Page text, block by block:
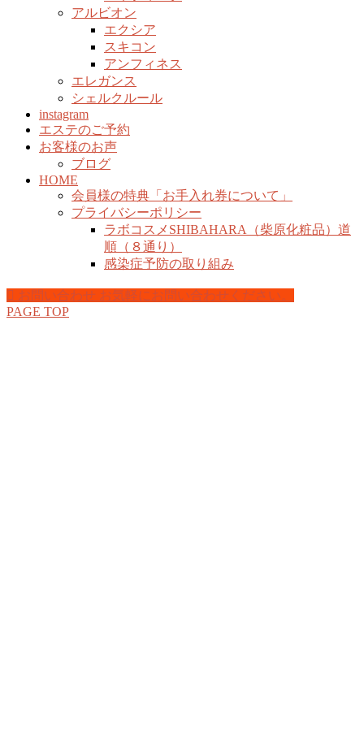
アルビオン
エクシア
スキコン
アンフィネス
エレガンス
シェルクルール
instagram
エステのご予約
お客様のお声
ブログ
HOME
会員様の特典「お手入れ券について」
プライバシーポリシー
ラボコスメSHIBAHARA（柴原化粧品）道
順（８通り）
感染症予防の取り組み
お問い合わせ お気軽にお問い合わせください。
PAGE TOP